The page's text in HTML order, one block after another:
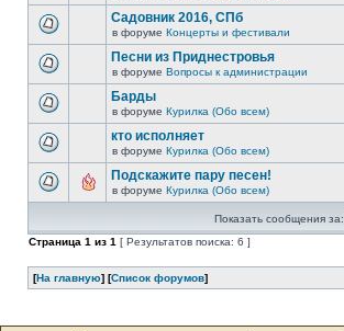
Садовник 2016, СПб
в форуме Концерты и фестивали
Песни из Приднестровья
в форуме Вопросы к администрации
Барды
в форуме Курилка (Обо всем)
кто исполняет
в форуме Курилка (Обо всем)
Подскажите пару песен!
в форуме Курилка (Обо всем)
Показать сообщения за:
Страница 1 из 1 [ Результатов поиска: 6 ]
[На главную] [Список форумов]